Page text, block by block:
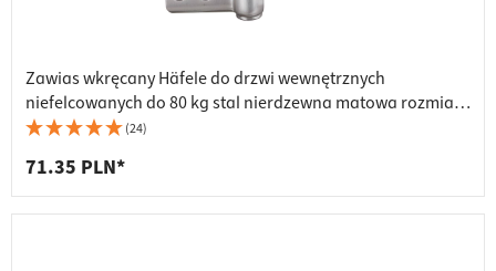
Zawias wkręcany Häfele do drzwi wewnętrznych
niefelcowanych do 80 kg stal nierdzewna matowa rozmiar
127 mm
(24)
71.35 PLN*